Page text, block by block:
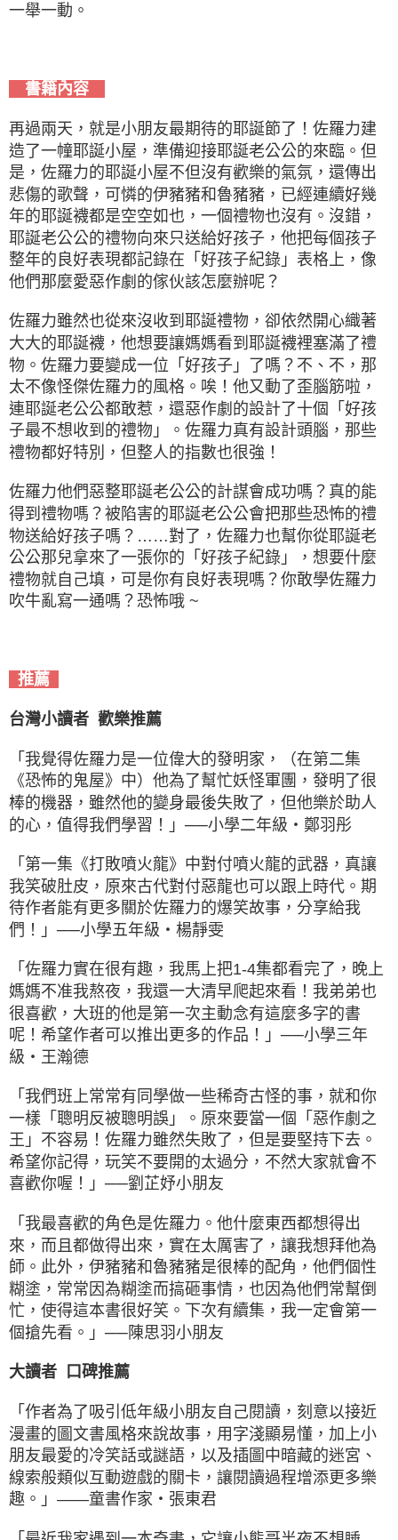
一舉一動。
書籍內容
再過兩天，就是小朋友最期待的耶誕節了！佐羅力建
造了一幢耶誕小屋，準備迎接耶誕老公公的來臨。但
是，佐羅力的耶誕小屋不但沒有歡樂的氣氛，還傳出
悲傷的歌聲，可憐的伊豬豬和魯豬豬，已經連續好幾
年的耶誕襪都是空空如也，一個禮物也沒有。沒錯，
耶誕老公公的禮物向來只送給好孩子，他把每個孩子
整年的良好表現都記錄在「好孩子紀錄」表格上，像
他們那麼愛惡作劇的傢伙該怎麼辦呢？
佐羅力雖然也從來沒收到耶誕禮物，卻依然開心織著
大大的耶誕襪，他想要讓媽媽看到耶誕襪裡塞滿了禮
物。佐羅力要變成一位「好孩子」了嗎？不、不，那
太不像怪傑佐羅力的風格。唉！他又動了歪腦筋啦，
連耶誕老公公都敢惹，還惡作劇的設計了十個「好孩
子最不想收到的禮物」。佐羅力真有設計頭腦，那些
禮物都好特別，但整人的指數也很強！
佐羅力他們惡整耶誕老公公的計謀會成功嗎？真的能
得到禮物嗎？被陷害的耶誕老公公會把那些恐怖的禮
物送給好孩子嗎？……對了，佐羅力也幫你從耶誕老
公公那兒拿來了一張你的「好孩子紀錄」，想要什麼
禮物就自己填，可是你有良好表現嗎？你敢學佐羅力
吹牛亂寫一通嗎？恐怖哦 ~
推薦
台灣小讀者 歡樂推薦
「我覺得佐羅力是一位偉大的發明家，（在第二集
《恐怖的鬼屋》中）他為了幫忙妖怪軍團，發明了很
棒的機器，雖然他的變身最後失敗了，但他樂於助人
的心，值得我們學習！」──小學二年級‧鄭羽彤
「第一集《打敗噴火龍》中對付噴火龍的武器，真讓
我笑破肚皮，原來古代對付惡龍也可以跟上時代。期
待作者能有更多關於佐羅力的爆笑故事，分享給我
們！」──小學五年級‧楊靜雯
「佐羅力實在很有趣，我馬上把1-4集都看完了，晚上
媽媽不准我熬夜，我還一大清早爬起來看！我弟弟也
很喜歡，大班的他是第一次主動念有這麼多字的書
呢！希望作者可以推出更多的作品！」──小學三年
級‧王瀚德
「我們班上常常有同學做一些稀奇古怪的事，就和你
一樣「聰明反被聰明誤」。原來要當一個「惡作劇之
王」不容易！佐羅力雖然失敗了，但是要堅持下去。
希望你記得，玩笑不要開的太過分，不然大家就會不
喜歡你喔！」──劉芷妤小朋友
「我最喜歡的角色是佐羅力。他什麼東西都想得出
來，而且都做得出來，實在太厲害了，讓我想拜他為
師。此外，伊豬豬和魯豬豬是很棒的配角，他們個性
糊塗，常常因為糊塗而搞砸事情，也因為他們常幫倒
忙，使得這本書很好笑。下次有續集，我一定會第一
個搶先看。」──陳思羽小朋友
大讀者 口碑推薦
「作者為了吸引低年級小朋友自己閱讀，刻意以接近
漫畫的圖文書風格來說故事，用字淺顯易懂，加上小
朋友最愛的冷笑話或謎語，以及插圖中暗藏的迷宮、
線索般類似互動遊戲的關卡，讓閱讀過程增添更多樂
趣。」——童書作家‧張東君